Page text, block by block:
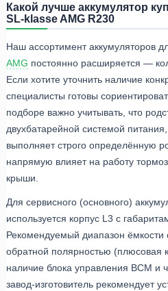
Какой лучше аккумулятор
SL-klasse AMG R230
Наш ассортимент аккумуляторов
AMG постоянно расширяется —
Если хотите уточнить наличие
специалисты готовы
подборе важно учитывать, что
двухбатарейной системой
выполняет строго определённую
напрямую влияет на работу
крыши.
Для сервисного (основного)
используется корпус L3 с
Рекомендуемый диапазон ёмкости
обратной полярностью (плюсовая
наличие блока управления BCM и
завод-изготовитель рекомендует